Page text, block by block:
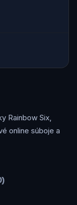
Rainbow Six,
online súboje a